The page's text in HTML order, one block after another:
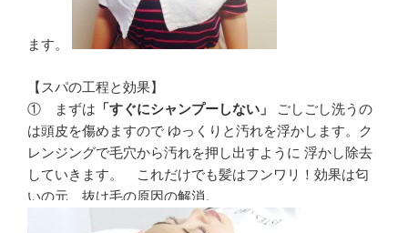
ます。
【スパの工程と効果】
① まずは 「すぐにシャンプーしない」
ごしごし洗うの
は頭皮を傷めますので ゆっくりと汚れを浮かします。ク
レンジングで毛穴から汚れを押し出すように 浮かし除去
していきます。 これだけでも髪はフンワリ！効果は匂
いの元、抜け毛の原因の解消。